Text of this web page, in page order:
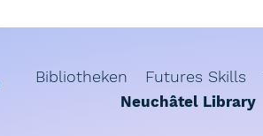
Bibliotheken Futures Skills
Neuchâtel Library